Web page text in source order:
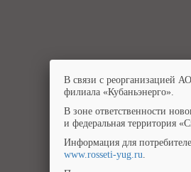
В связи с реорганизацией
филиала «Кубаньэнерго».
В зоне ответственности
и федеральная территория
Информация для
www.rosseti-yug.ru.